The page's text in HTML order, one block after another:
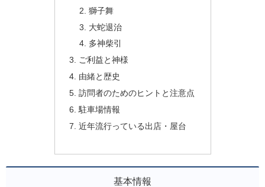
獅子舞
大蛇退治
多神柴引
ご利益と神様
由緒と歴史
訪問者のためのヒントと注意点
駐車場情報
近年流行っている出店・屋台
基本情報